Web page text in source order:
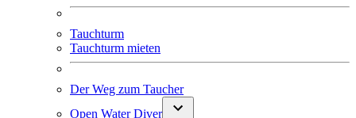
Tauchturm
Tauchturm mieten
Der Weg zum Taucher
Open Water Diver